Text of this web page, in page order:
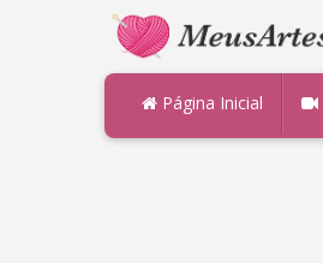
Página Inicial